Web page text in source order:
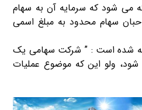
می شود که سرمایه آن به سهام
سهام محدود به مبلغ اسمی
ت ) گفته شده است : ” شرکت سهامی یک
ولو این که موضوع عملیات